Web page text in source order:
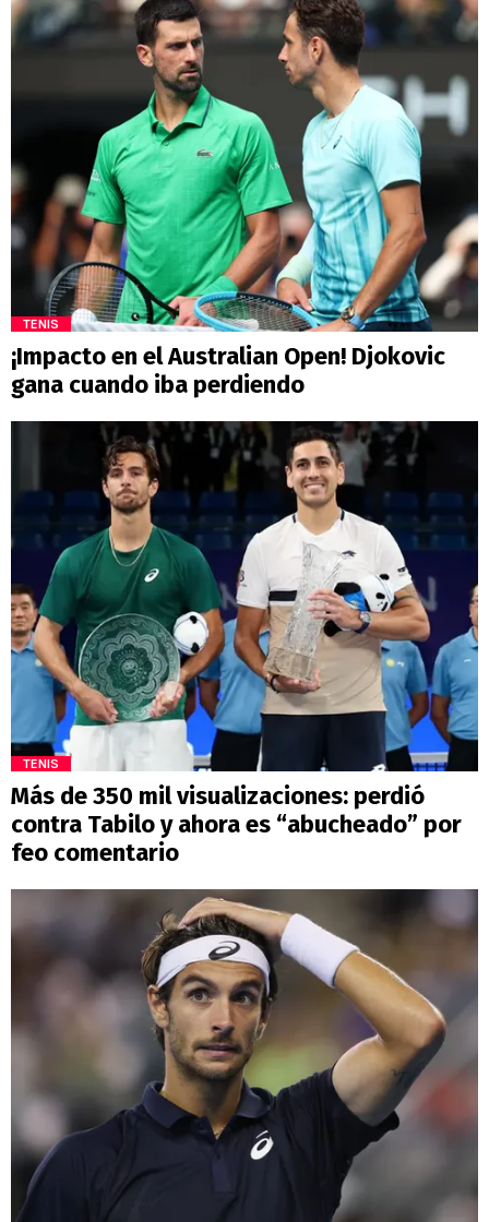
TENIS
¡Impacto en el Australian Open! Djokovic
gana cuando iba perdiendo
TENIS
Más de 350 mil visualizaciones: perdió
contra Tabilo y ahora es “abucheado” por
feo comentario